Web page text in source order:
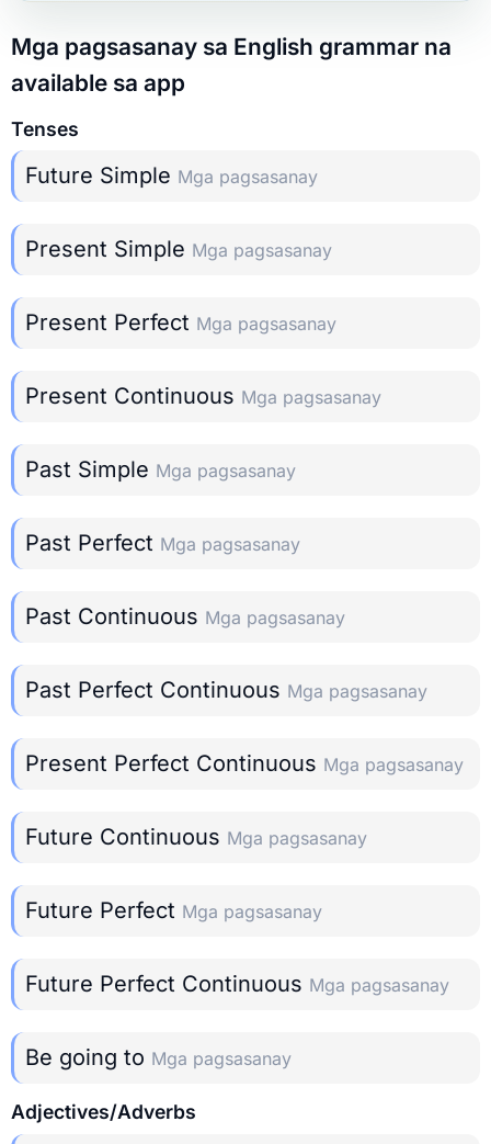
Mga pagsasanay sa English grammar na
available sa app
Tenses
Future Simple Mga pagsasanay
Present Simple Mga pagsasanay
Present Perfect Mga pagsasanay
Present Continuous Mga pagsasanay
Past Simple Mga pagsasanay
Past Perfect Mga pagsasanay
Past Continuous Mga pagsasanay
Past Perfect Continuous Mga pagsasanay
Present Perfect Continuous Mga pagsasanay
Future Continuous Mga pagsasanay
Future Perfect Mga pagsasanay
Future Perfect Continuous Mga pagsasanay
Be going to Mga pagsasanay
Adjectives/Adverbs